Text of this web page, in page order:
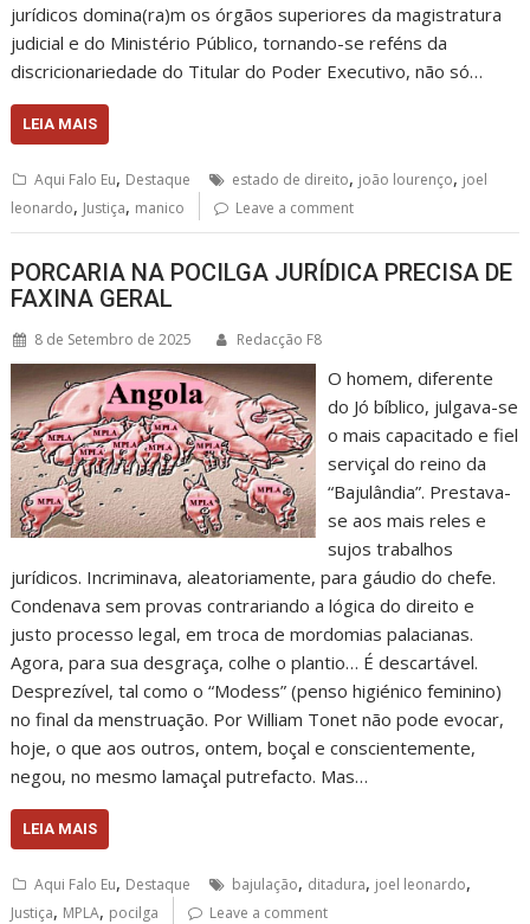
jurídicos domina(ra)m os órgãos superiores da magistratura
judicial e do Ministério Público, tornando-se reféns da
discricionariedade do Titular do Poder Executivo, não só…
LEIA MAIS
Aqui Falo Eu, Destaque estado de direito, joão lourenço, joel
leonardo, Justiça, manico Leave a comment
PORCARIA NA POCILGA JURÍDICA PRECISA DE
FAXINA GERAL
8 de Setembro de 2025 Redacção F8
O homem, diferente
do Jó bíblico, julgava-se
o mais capacitado e fiel
serviçal do reino da
“Bajulândia”. Prestava-
se aos mais reles e
sujos trabalhos
jurídicos. Incriminava, aleatoriamente, para gáudio do chefe.
Condenava sem provas contrariando a lógica do direito e
justo processo legal, em troca de mordomias palacianas.
Agora, para sua desgraça, colhe o plantio… É descartável.
Desprezível, tal como o “Modess” (penso higiénico feminino)
no final da menstruação. Por William Tonet não pode evocar,
hoje, o que aos outros, ontem, boçal e conscientemente,
negou, no mesmo lamaçal putrefacto. Mas…
LEIA MAIS
Aqui Falo Eu, Destaque bajulação, ditadura, joel leonardo,
Justiça, MPLA, pocilga Leave a comment